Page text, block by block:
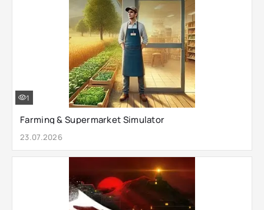
Farming & Supermarket Simulator
23.07.2026
1